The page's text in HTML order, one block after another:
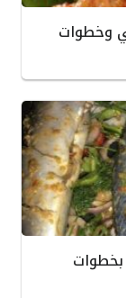
وخطوات